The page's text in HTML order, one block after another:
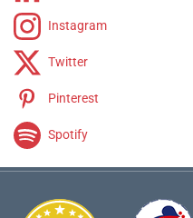
Instagram
Twitter
Pinterest
Spotify